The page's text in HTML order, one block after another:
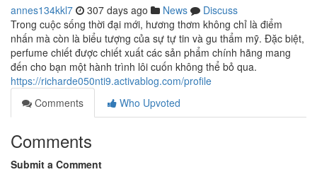
annes134kkl7 307 days ago News
Discuss
Trong cuộc sống thời đại mới, hương thơm không chỉ là điểm
nhấn mà còn là biểu tượng của sự tự tin và gu thẩm mỹ. Đặc biệt,
perfume chiết được chiết xuất các sản phẩm chính hãng mang
đến cho bạn một hành trình lôi cuốn không thể bỏ qua.
https://richarde050nti9.activablog.com/profile
Comments
Who Upvoted
Comments
Submit a Comment